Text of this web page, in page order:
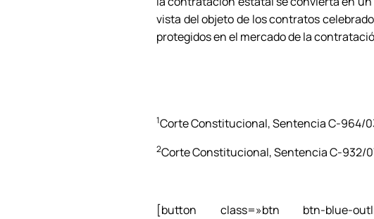
vista del objeto de los contratos
protegidos en el mercado de la
1Corte Constitucional, Sentencia C-964/
2Corte Constitucional, Sentencia C-932/
[button class=»btn btn-blue-